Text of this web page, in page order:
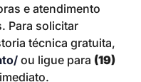
e atendimento
Para solicitar
técnica gratuita,
ou ligue para (19)